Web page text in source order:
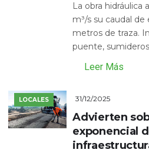
La obra hidráulica
m³/s su caudal
metros de traza.
puente, sumideros
Leer Más
LOCALES 31/12/2025
Advierten
exponencial